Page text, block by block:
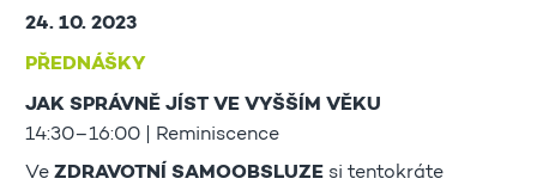
24. 10. 2023
PŘEDNÁŠKY
JAK SPRÁVNĚ JÍST VE VYŠŠÍM VĚKU
14:30–16:00 | Reminiscence
Ve ZDRAVOTNÍ SAMOOBSLUZE si tentokráte